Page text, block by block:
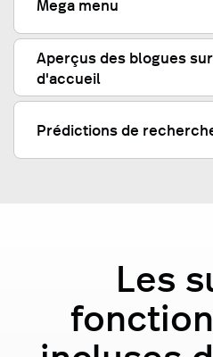
Mega menu
Aperçus des blogues
d'accueil
Prédictions de
Les